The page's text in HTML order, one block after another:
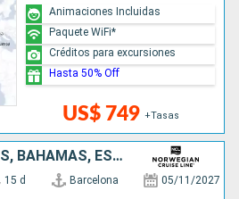
US$ 749 +Tasas
Animaciones Incluidas
Paquete WiFi*
Créditos para excursiones
Hasta 50% Off
ESPAÑA, MARRUECOS, BAHAMAS, ESTADOS UNIDOS
15 d Barcelona 05/11/2027